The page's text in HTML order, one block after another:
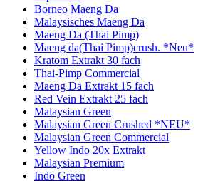
Borneo Maeng Da
Malaysisches Maeng Da
Maeng Da (Thai Pimp)
Maeng da(Thai Pimp)crush. *Neu*
Kratom Extrakt 30 fach
Thai-Pimp Commercial
Maeng Da Extrakt 15 fach
Red Vein Extrakt 25 fach
Malaysian Green
Malaysian Green Crushed *NEU*
Malaysian Green Commercial
Yellow Indo 20x Extrakt
Malaysian Premium
Indo Green